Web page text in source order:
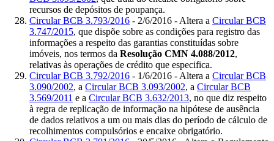
recursos de depósitos de poupança.
Circular BCB 3.793/2016 - 2/6/2016 - Altera a Circular BCB
3.747/2015, que dispõe sobre as condições para registro das
informações a respeito das garantias constituídas sobre
imóveis, nos termos da Resolução CMN 4.088/2012,
relativas às operações de crédito que especifica.
Circular BCB 3.792/2016 - 1/6/2016 - Altera a Circular BCB
3.090/2002, a Circular BCB 3.093/2002, a Circular BCB
3.569/2011 e a Circular BCB 3.632/2013, no que diz respeito
à regra de replicação de informação na hipótese de ausência
de dados relativos a um ou mais dias do período de cálculo de
recolhimentos compulsórios e encaixe obrigatório.